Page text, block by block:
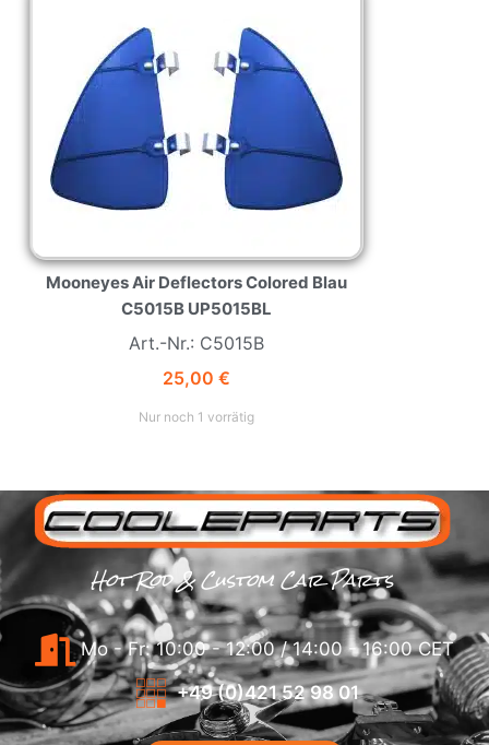
Mooneyes Air Deflectors Colored Blau
C5015B UP5015BL
Art.-Nr.: C5015B
25,00 €
Nur noch 1 vorrätig
Hot Rod & Custom Car Parts
Mo - Fr: 10:00 - 12:00 / 14:00 - 16:00 CET
+49 (0)421 52 98 01